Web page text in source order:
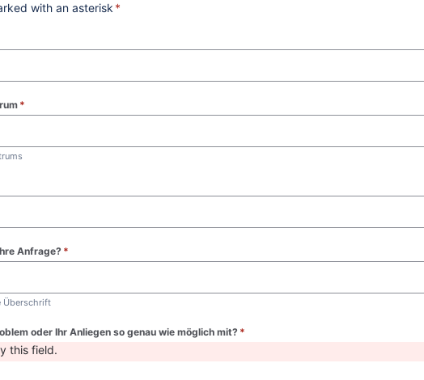
with an asterisk *
*
Anfrage? *
Überschrift
oder Ihr Anliegen so genau wie möglich mit? *
this field.